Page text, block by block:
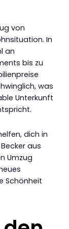
von
In
an
bis zu
was
Unterkunft
dich in
aus
Umzug
Schönheit